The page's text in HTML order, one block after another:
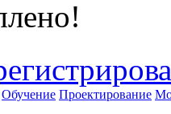
Обучение Проектирование